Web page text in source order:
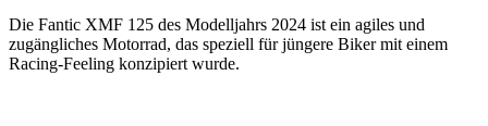
Die Fantic XMF 125 des Modelljahrs 2024 ist ein agiles und
zugängliches Motorrad, das speziell für jüngere Biker mit einem
Racing-Feeling konzipiert wurde.